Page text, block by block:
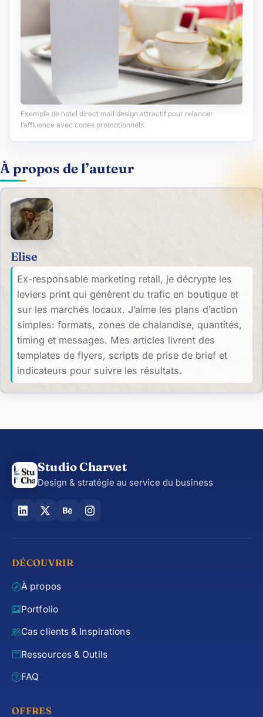
Exemple de hotel direct mail design attractif pour relancer
l’affluence avec codes promotionnels.
À propos de l’auteur
Elise
Ex-responsable marketing retail, je décrypte les
leviers print qui génèrent du trafic en boutique et
sur les marchés locaux. J’aime les plans d’action
simples: formats, zones de chalandise, quantités,
timing et messages. Mes articles livrent des
templates de flyers, scripts de prise de brief et
indicateurs pour suivre les résultats.
Studio Charvet
Design & stratégie au service du business
DÉCOUVRIR
À propos
Portfolio
Cas clients & Inspirations
Ressources & Outils
FAQ
OFFRES